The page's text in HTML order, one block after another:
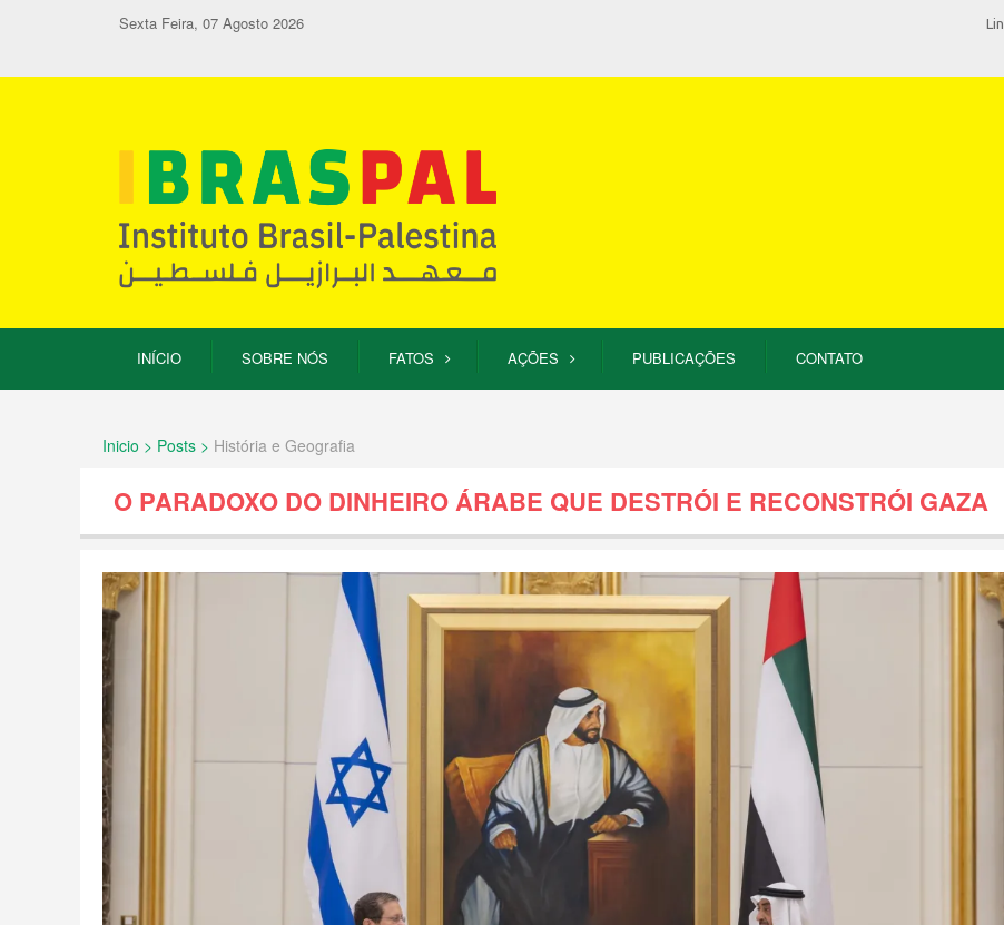
Sexta Feira, 07 Agosto 2026
INÍCIO SOBRE NÓS FATOS AÇÕES PUBLICAÇÕES CONTATO
Inicio > Posts > História e Geografia
O PARADOXO DO DINHEIRO ÁRABE QUE DESTRÓI E RECONSTRÓI GAZA